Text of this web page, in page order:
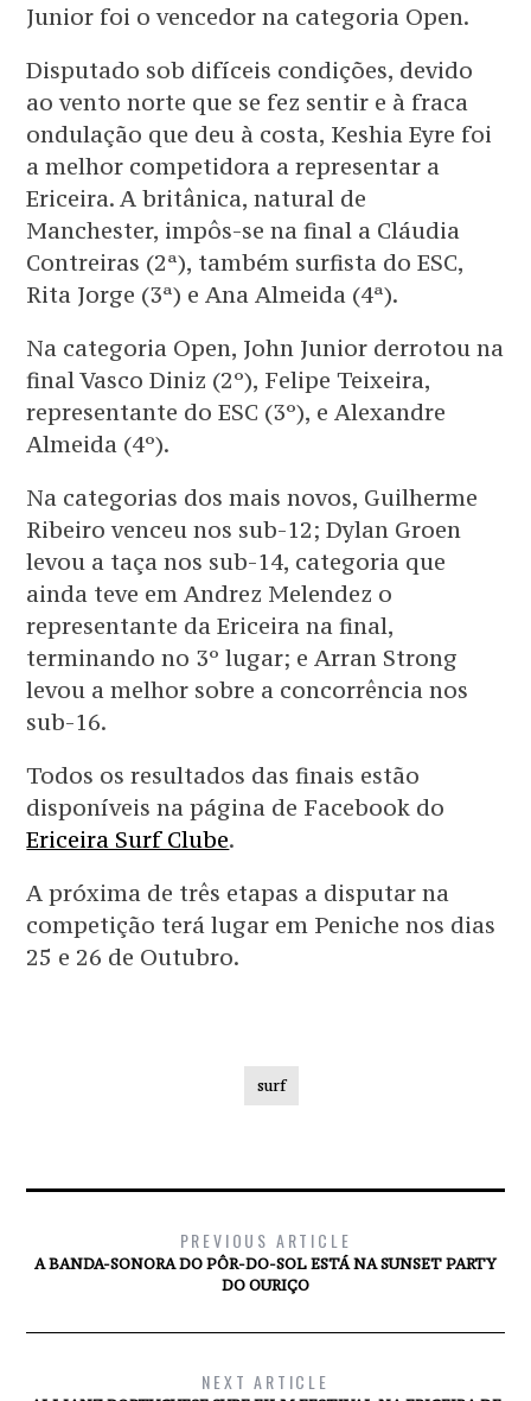
Junior foi o vencedor na categoria Open.
Disputado sob difíceis condições, devido
ao vento norte que se fez sentir e à fraca
ondulação que deu à costa, Keshia Eyre foi
a melhor competidora a representar a
Ericeira. A britânica, natural de
Manchester, impôs-se na final a Cláudia
Contreiras (2ª), também surfista do ESC,
Rita Jorge (3ª) e Ana Almeida (4ª).
Na categoria Open, John Junior derrotou na
final Vasco Diniz (2º), Felipe Teixeira,
representante do ESC (3º), e Alexandre
Almeida (4º).
Na categorias dos mais novos, Guilherme
Ribeiro venceu nos sub-12; Dylan Groen
levou a taça nos sub-14, categoria que
ainda teve em Andrez Melendez o
representante da Ericeira na final,
terminando no 3º lugar; e Arran Strong
levou a melhor sobre a concorrência nos
sub-16.
Todos os resultados das finais estão
disponíveis na página de Facebook do
Ericeira Surf Clube.
A próxima de três etapas a disputar na
competição terá lugar em Peniche nos dias
25 e 26 de Outubro.
surf
PREVIOUS ARTICLE
A BANDA-SONORA DO PÔR-DO-SOL ESTÁ NA SUNSET PARTY
DO OURIÇO
NEXT ARTICLE